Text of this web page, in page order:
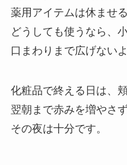
薬用アイテムは休ませる
どうしても使うなら、
口まわりまで広げない
化粧品で終える日は、
翌朝まで赤みを増やさ
その夜は十分です。